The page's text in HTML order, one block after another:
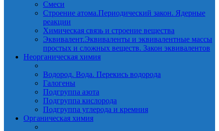
Смеси
Строение атома.Периодический закон. Ядерные
реакции
Химическая связь и строение вещества
Эквивалент.Эквиваленты и эквивалентные массы
простых и сложных веществ. Закон эквивалентов
Неорганическая химия
Водород. Вода. Перекись водорода
Галогены
Подгруппа азота
Подгруппа кислорода
Подгруппа углерода и кремния
Органическая химия